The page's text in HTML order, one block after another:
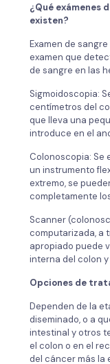
¿Qué exámenes
existen?
Examen de
examen que
de sangre en las
Sigmoidoscopia:
centímetros del
que lleva una
introduce en el
Colonoscopia: Se
un instrumento
extremo, se
completamente
Scanner
computarizada, a
apropiado puede
interna del colon
Opciones de
Dependen de la
diseminado, o a
intestinal y otros
el colon o en el
del cáncer más la